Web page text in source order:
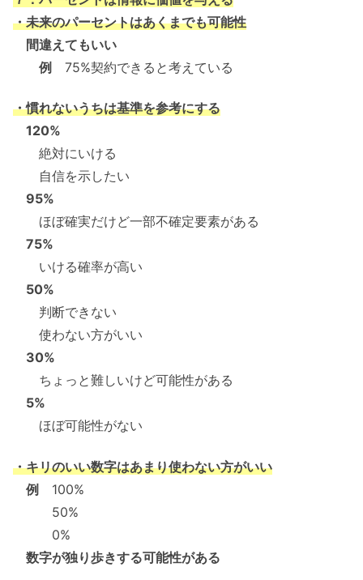
・未来のパーセントはあくまでも可能性
間違えてもいい
例 75%契約できると考えている
・慣れないうちは基準を参考にする
120%
絶対にいける
自信を示したい
95%
ほぼ確実だけど一部不確定要素がある
75%
いける確率が高い
50%
判断できない
使わない方がいい
30%
ちょっと難しいけど可能性がある
5%
ほぼ可能性がない
・キリのいい数字はあまり使わない方がいい
例 100%
50%
0%
数字が独り歩きする可能性がある